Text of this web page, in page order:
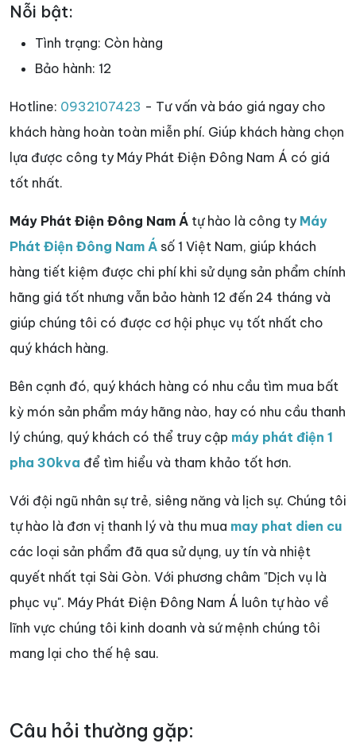
Nỗi bật:
Tình trạng: Còn hàng
Bảo hành: 12
Hotline: 0932107423 - Tư vấn và báo giá ngay cho
khách hàng hoàn toàn miễn phí. Giúp khách hàng chọn
lựa được công ty Máy Phát Điện Đông Nam Á có giá
tốt nhất.
Máy Phát Điện Đông Nam Á tự hào là công ty Máy
Phát Điện Đông Nam Á số 1 Việt Nam, giúp khách
hàng tiết kiệm được chi phí khi sử dụng sản phẩm chính
hãng giá tốt nhưng vẫn bảo hành 12 đến 24 tháng và
giúp chúng tôi có được cơ hội phục vụ tốt nhất cho
quý khách hàng.
Bên cạnh đó, quý khách hàng có nhu cầu tìm mua bất
kỳ món sản phẩm máy hãng nào, hay có nhu cầu thanh
lý chúng, quý khách có thể truy cập máy phát điện 1
pha 30kva để tìm hiểu và tham khảo tốt hơn.
Với đội ngũ nhân sự trẻ, siêng năng và lịch sự. Chúng tôi
tự hào là đơn vị thanh lý và thu mua may phat dien cu
các loại sản phẩm đã qua sử dụng, uy tín và nhiệt
quyết nhất tại Sài Gòn. Với phương châm "Dịch vụ là
phục vụ". Máy Phát Điện Đông Nam Á luôn tự hào về
lĩnh vực chúng tôi kinh doanh và sứ mệnh chúng tôi
mang lại cho thế hệ sau.
Câu hỏi thường gặp: